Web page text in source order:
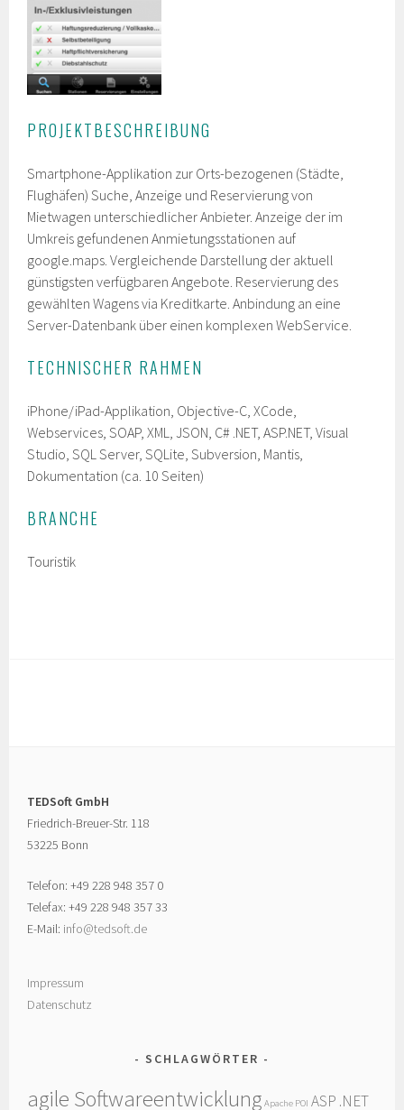
PROJEKTBESCHREIBUNG
Smartphone-Applikation zur Orts-bezogenen (Städte,
Flughäfen) Suche, Anzeige und Reservierung von
Mietwagen unterschiedlicher Anbieter. Anzeige der im
Umkreis gefundenen Anmietungsstationen auf
google.maps. Vergleichende Darstellung der aktuell
günstigsten verfügbaren Angebote. Reservierung des
gewählten Wagens via Kreditkarte. Anbindung an eine
Server-Datenbank über einen komplexen WebService.
TECHNISCHER RAHMEN
iPhone/iPad-Applikation, Objective-C, XCode,
Webservices, SOAP, XML, JSON, C# .NET, ASP.NET, Visual
Studio, SQL Server, SQLite, Subversion, Mantis,
Dokumentation (ca. 10 Seiten)
BRANCHE
Touristik
TEDSoft GmbH
Friedrich-Breuer-Str. 118
53225 Bonn
Telefon: +49 228 948 357 0
Telefax: +49 228 948 357 33
E-Mail: info@tedsoft.de
Impressum
Datenschutz
SCHLAGWÖRTER
agile Softwareentwicklung Apache POI ASP .NET